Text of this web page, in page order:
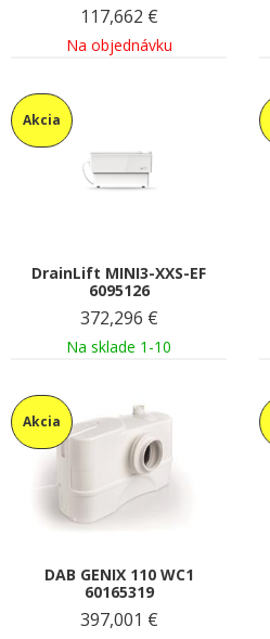
117,662 €
Na objednávku
Akcia
DrainLift MINI3-XXS-EF
6095126
372,296 €
Na sklade 1-10
Akcia
DAB GENIX 110 WC1
60165319
397,001 €